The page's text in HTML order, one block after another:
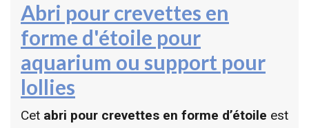
Abri pour crevettes en
forme d'étoile pour
aquarium ou support pour
lollies
Cet abri pour crevettes en forme d’étoile est